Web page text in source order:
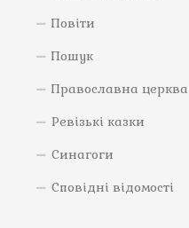
Повіти
Пошук
Православна церква
Ревізькі казки
Синагоги
Сповідні відомості